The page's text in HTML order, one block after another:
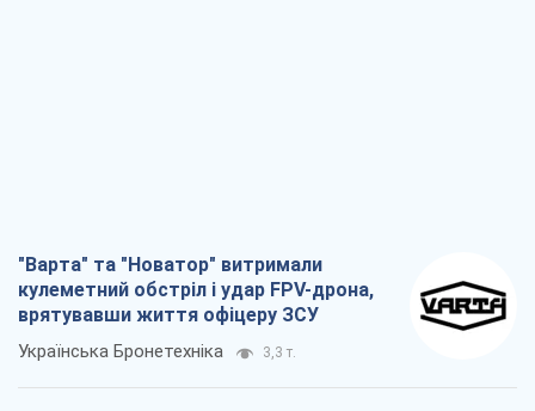
"Варта" та "Новатор" витримали
кулеметний обстріл і удар FPV-дрона,
врятувавши життя офіцеру ЗСУ
Українська Бронетехніка 3,3 т.